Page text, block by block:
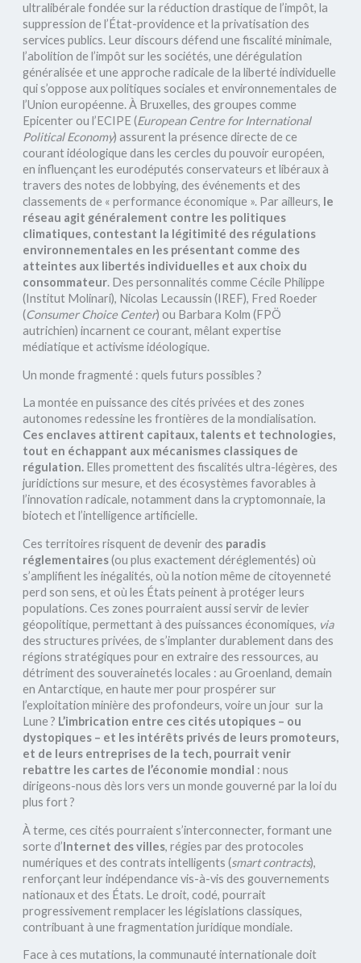
ultralibérale fondée sur la réduction drastique de l’impôt, la
suppression de l’État-providence et la privatisation des
services publics. Leur discours défend une fiscalité minimale,
l’abolition de l’impôt sur les sociétés, une dérégulation
généralisée et une approche radicale de la liberté individuelle
qui s’oppose aux politiques sociales et environnementales de
l’Union européenne. À Bruxelles, des groupes comme
Epicenter ou l’ECIPE (European Centre for International
Political Economy) assurent la présence directe de ce
courant idéologique dans les cercles du pouvoir européen,
en influençant les eurodéputés conservateurs et libéraux à
travers des notes de lobbying, des événements et des
classements de « performance économique ». Par ailleurs, le
réseau agit généralement contre les politiques
climatiques, contestant la légitimité des régulations
environnementales en les présentant comme des
atteintes aux libertés individuelles et aux choix du
consommateur. Des personnalités comme Cécile Philippe
(Institut Molinari), Nicolas Lecaussin (IREF), Fred Roeder
(Consumer Choice Center) ou Barbara Kolm (FPÖ
autrichien) incarnent ce courant, mêlant expertise
médiatique et activisme idéologique.
Un monde fragmenté : quels futurs possibles ?
La montée en puissance des cités privées et des zones
autonomes redessine les frontières de la mondialisation.
Ces enclaves attirent capitaux, talents et technologies,
tout en échappant aux mécanismes classiques de
régulation. Elles promettent des fiscalités ultra-légères, des
juridictions sur mesure, et des écosystèmes favorables à
l’innovation radicale, notamment dans la cryptomonnaie, la
biotech et l’intelligence artificielle.
Ces territoires risquent de devenir des paradis
réglementaires(ou plus exactement déréglementés) où
s’amplifient les inégalités, où la notion même de citoyenneté
perd son sens, et où les États peinent à protéger leurs
populations. Ces zones pourraient aussi servir de levier
géopolitique, permettant à des puissances économiques, via
des structures privées, de s’implanter durablement dans des
régions stratégiques pour en extraire des ressources, au
détriment des souverainetés locales : au Groenland, demain
en Antarctique, en haute mer pour prospérer sur
l’exploitation minière des profondeurs, voire un jour sur la
Lune ? L’imbrication entre ces cités utopiques – ou
dystopiques – et les intérêts privés de leurs promoteurs,
et de leurs entreprises de la tech, pourrait venir
rebattre les cartes de l’économie mondial : nous
dirigeons-nous dès lors vers un monde gouverné par la loi du
plus fort ?
À terme, ces cités pourraient s’interconnecter, formant une
sorte d’Internet des villes, régies par des protocoles
numériques et des contrats intelligents (smart contracts),
renforçant leur indépendance vis-à-vis des gouvernements
nationaux et des États. Le droit, codé, pourrait
progressivement remplacer les législations classiques,
contribuant à une fragmentation juridique mondiale.
Face à ces mutations, la communauté internationale doit